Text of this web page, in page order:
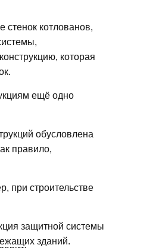
котлованов,
которая
ещё одно
обусловлена
правило,
при строительстве
защитной системы
зданий.